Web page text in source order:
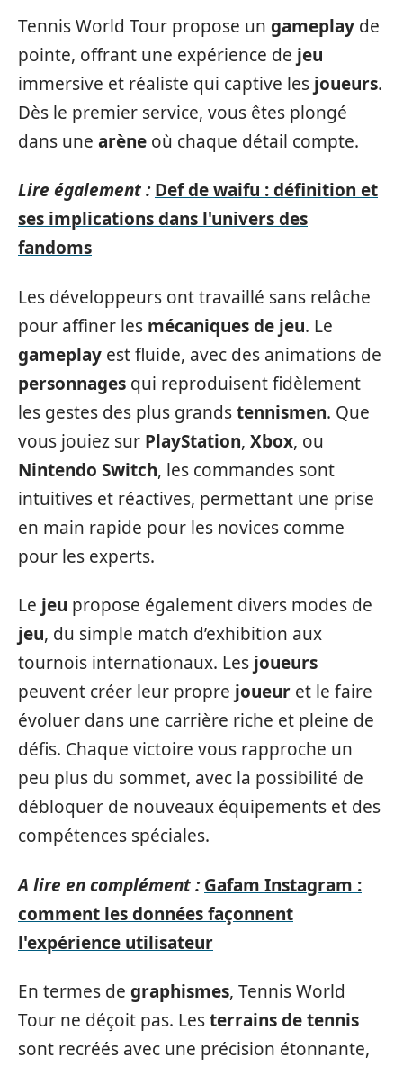
Tennis World Tour propose un gameplay de
pointe, offrant une expérience de jeu
immersive et réaliste qui captive les joueurs.
Dès le premier service, vous êtes plongé
dans une arène où chaque détail compte.
Lire également : Def de waifu : définition et
ses implications dans l'univers des
fandoms
Les développeurs ont travaillé sans relâche
pour affiner les mécaniques de jeu. Le
gameplay est fluide, avec des animations de
personnages qui reproduisent fidèlement
les gestes des plus grandstennismen. Que
vous jouiez sur PlayStation, Xbox, ou
Nintendo Switch, les commandes sont
intuitives et réactives, permettant une prise
en main rapide pour les novices comme
pour les experts.
Le jeu propose également divers modes de
jeu, du simple match d’exhibition aux
tournois internationaux. Les joueurs
peuvent créer leur propre joueur et le faire
évoluer dans une carrière riche et pleine de
défis. Chaque victoire vous rapproche un
peu plus du sommet, avec la possibilité de
débloquer de nouveaux équipements et des
compétences spéciales.
A lire en complément : Gafam Instagram :
comment les données façonnent
l'expérience utilisateur
En termes de graphismes, Tennis World
Tour ne déçoit pas. Lesterrains de tennis
sont recréés avec une précision étonnante,